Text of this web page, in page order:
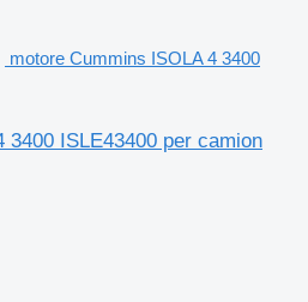
motore Cummins ISOLA 4 3400
3400 ISLE43400 per camion